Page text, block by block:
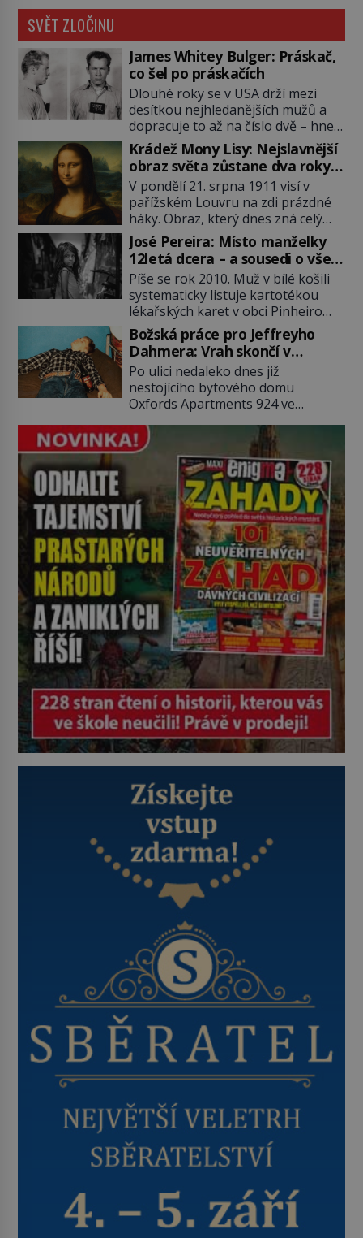
SVĚT ZLOČINU
James Whitey Bulger: Práskač,
co šel po práskačích
Dlouhé roky se v USA drží mezi
desítkou nejhledanějších mužů a
dopracuje to až na číslo dvě – hned
po Usámovi bin Ládinovi (1957–
2011). To je James „Whitey“ Bulger
(1929–2018) viněný ze spoluúčasti
na 19 vraždách, vydírání a lichvy. A
samozřejmě, krom toho je ještě
drogový dealer, který neváhá
odstranit z cesty všechny práskače,
zatímco […]
Krádež Mony Lisy: Nejslavnější
obraz světa zůstane dva roky
nezvěstný
V pondělí 21. srpna 1911 visí v
pařížském Louvru na zdi prázdné
háky. Obraz, který dnes zná celý
svět, je pryč. Zpočátku si nikdo
nemyslí, že jde o krádež.
Zaměstnanci jsou přesvědčeni, že
Mona Lisa je jen v restaurátorské
dílně nebo u fotografa. Když se
ukáže pravda, propukne jeden z
největších honů na zloděje v […]
José Pereira: Místo manželky
12letá dcera – a sousedi o všem
vědí!
Píše se rok 2010. Muž v bílé košili
systematicky listuje kartotékou
lékařských karet v obci Pinheiro
ležící asi 20 kilometrů od farmy s
podivínským majitelem. Něco tu
nesedí. Ledaže… Ledaže by ta
mladá dívka z farmy byla ne
manželkou, ale dcerou – a všechny
ty děti byly zplozené v incestu. Na
sociálním odboru jednoho z […]
Božská práce pro Jeffreyho
Dahmera: Vrah skončí v
tratolišti krve ve vězeňských
umývárnách
Po ulici nedaleko dnes již
nestojícího bytového domu
Oxfords Apartments 924 ve
wisconsinském Milwaukee se
potácí zcela zmatený 14letý
Konerak Sinthasomphone. Když ho
zastaví policejní hlídka, ochable jí
nadiktuje adresu „jeho kamaráda“.
Strážníci ho dopraví zpět do
udaného bytu. Oním „kamarádem“
je ovšem jeden z nejslavnějších
vrahů, Jeffrey Dahmer (1960–1994).
Je 27. května 1991. […]